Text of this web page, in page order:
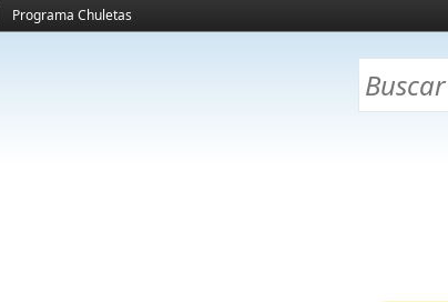
Programa Chuletas